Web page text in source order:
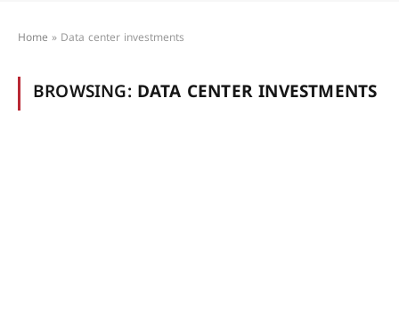
Home » Data center investments
BROWSING: DATA CENTER INVESTMENTS